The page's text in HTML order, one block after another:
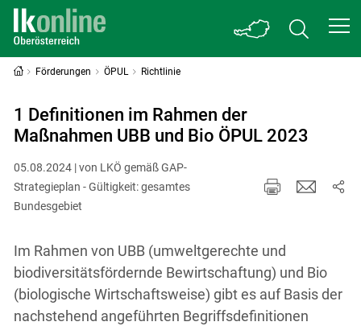
Förderungen ÖPUL Richtlinie
1 Definitionen im Rahmen der
Maßnahmen UBB und Bio ÖPUL 2023
05.08.2024 | von LKÖ gemäß GAP-
Strategieplan - Gültigkeit: gesamtes
Bundesgebiet
Im Rahmen von UBB (umweltgerechte und
biodiversitätsfördernde Bewirtschaftung) und Bio
(biologische Wirtschaftsweise) gibt es auf Basis der
nachstehend angeführten Begriffsdefinitionen